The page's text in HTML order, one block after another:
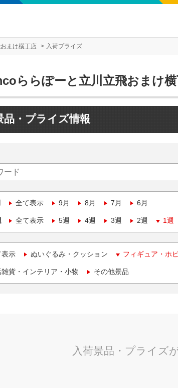
まけ横丁店 入荷プライズ
ららぽーと立川立飛おまけ
品・プライズ情報
全て表示 9月 8月 7月 6月
全て表示 5週 4週 3週 2週 1週
表示 ぬいぐるみ・クッション フィギュア・ホ
貨・インテリア・小物 その他景品